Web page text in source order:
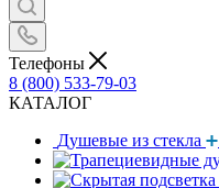
Телефоны
8 (800) 533-79-03
КАТАЛОГ
Душевые из стекла